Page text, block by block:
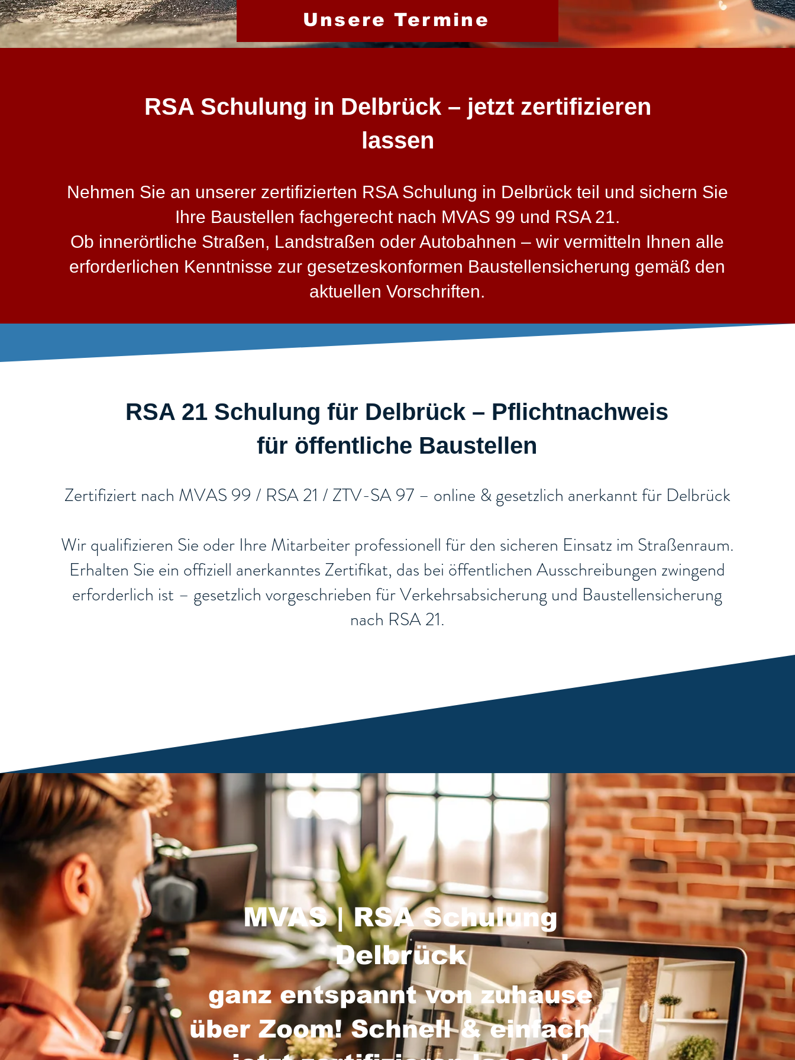
Unsere Termine
RSA Schulung in Delbrück – jetzt zertifizieren
lassen
Nehmen Sie an unserer zertifizierten RSA Schulung in Delbrück teil und sichern Sie
Ihre Baustellen fachgerecht nach MVAS 99 und RSA 21.
Ob innerörtliche Straßen, Landstraßen oder Autobahnen – wir vermitteln Ihnen alle
erforderlichen Kenntnisse zur gesetzeskonformen Baustellensicherung gemäß den
aktuellen Vorschriften.
RSA 21 Schulung für Delbrück – Pflichtnachweis
für öffentliche Baustellen​
​Zertifiziert nach MVAS 99 / RSA 21 / ZTV-SA 97 – online & gesetzlich anerkannt für Delbrück
Wir qualifizieren Sie oder Ihre Mitarbeiter professionell für den sicheren Einsatz im Straßenraum.
Erhalten Sie ein offiziell anerkanntes Zertifikat, das bei öffentlichen Ausschreibungen zwingend
erforderlich ist – gesetzlich vorgeschrieben für Verkehrsabsicherung und Baustellensicherung
nach RSA 21.
MVAS | RSA Schulung
Delbrück
ganz entspannt von zuhause
über Zoom! Schnell & einfach –